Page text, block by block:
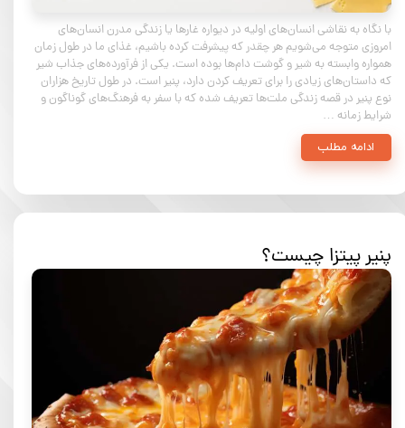
با نگاه به نقاشی انسان‌های اولیه در دیواره غارها یا زندگی مدرن انسان‌های
امروزی متوجه می‌شویم هر چقدر که پیشرفت کرده باشیم، غذای ما در طول زمان
همواره وابسته به شیر و گوشت دام‌ها بوده است. یکی از فرآورده‌های جذاب شیر
که داستان‌های زیادی را برای تعریف کردن دارد، پنیر است. در طول تاریخ هزاران
نوع پنیر در قصه زندگی ملت‌ها تعریف شده که با سفر به فرهنگ‌های گوناگون و
شرایط زمانه …
ادامه مطلب
پنیر پیتزا چیست؟